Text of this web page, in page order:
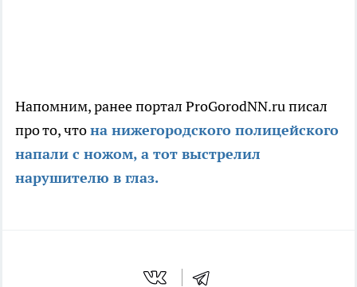
Напомним, ранее портал ProGorodNN.ru писал
про то, чтона нижегородского полицейского
напали с ножом, а тот выстрелил
нарушителю в глаз.